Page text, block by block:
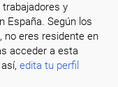
y
España. Según los
no eres residente en
acceder a esta
así,edita tu perfil